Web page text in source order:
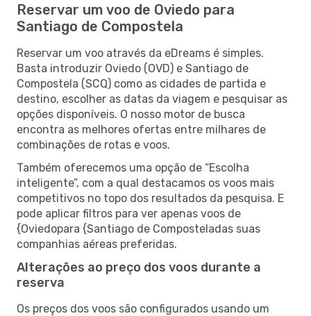
Reservar um voo de Oviedo para
Santiago de Compostela
Reservar um voo através da eDreams é simples.
Basta introduzir Oviedo (OVD) e Santiago de
Compostela (SCQ) como as cidades de partida e
destino, escolher as datas da viagem e pesquisar as
opções disponíveis. O nosso motor de busca
encontra as melhores ofertas entre milhares de
combinações de rotas e voos.
Também oferecemos uma opção de “Escolha
inteligente”, com a qual destacamos os voos mais
competitivos no topo dos resultados da pesquisa. E
pode aplicar filtros para ver apenas voos de
{Oviedopara {Santiago de Composteladas suas
companhias aéreas preferidas.
Alterações ao preço dos voos durante a
reserva
Os preços dos voos são configurados usando um